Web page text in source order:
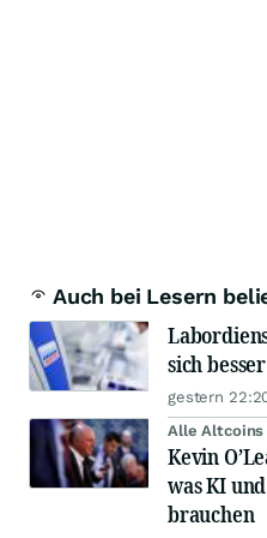
Auch bei Lesern
sich
gestern
Alle
Kevin
was KI
brauchen